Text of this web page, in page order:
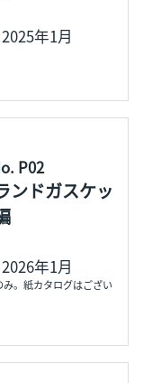
年1月
P02
ンドガスケッ
年1月
み。紙カタログはござい